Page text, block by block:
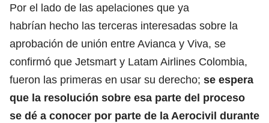
Por el lado de las apelaciones que ya
habrían hecho las terceras interesadas sobre la
aprobación de unión entre Avianca y Viva, se
confirmó que Jetsmart y Latam Airlines Colombia,
fueron las primeras en usar su derecho; se espera
que la resolución sobre esa parte del proceso
se dé a conocer por parte de la Aerocivil durante